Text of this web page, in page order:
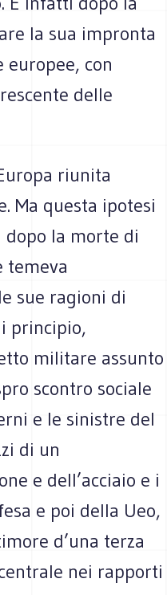
la sua impronta
con
delle
riunita
Ma questa ipotesi
la morte di
temeva
sue ragioni di
principio,
militare assunto
scontro sociale
e le sinistre del
di un
e dell’acciaio e i
e poi della Ueo,
d’una terza
nei rapporti